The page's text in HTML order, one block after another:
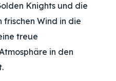
Knights und die
Wind in die
treue
in den